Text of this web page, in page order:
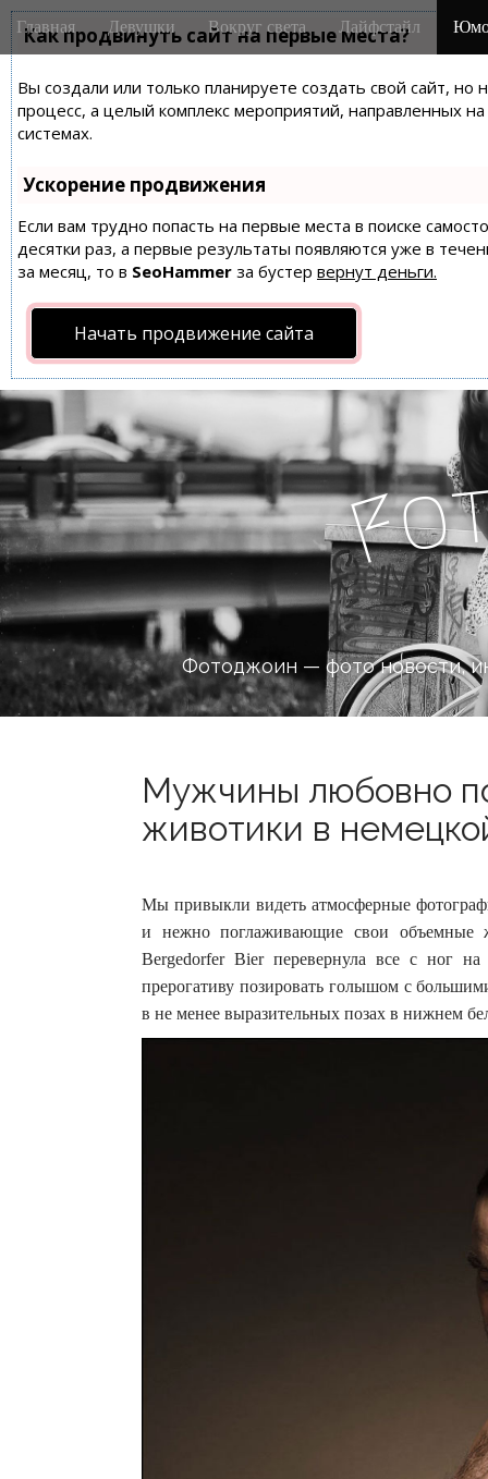
Как продвинуть сайт на первые места?
Вы создали или только планируете создать свой сайт,
процесс, а целый комплекс мероприятий, направленных
системах.
Ускорение продвижения
Если вам трудно попасть на первые места в поиске
десятки раз, а первые результаты появляются уже в
за месяц, то в SeoHammer за бустер вернут деньги.
Начать продвижение сайта
M
a
n
m
e
n
u
i
Главная Девушки Вокруг света Лайфстайл
Fo
Фотоджоин — фото новости,
Мужчины любовно
животики в
Мы привыкли видеть атмосферные
и нежно поглаживающие свои объемные
Bergedorfer Bier перевернула все с ног
прерогативу позировать голышом с
в не менее выразительных позах в нижнем